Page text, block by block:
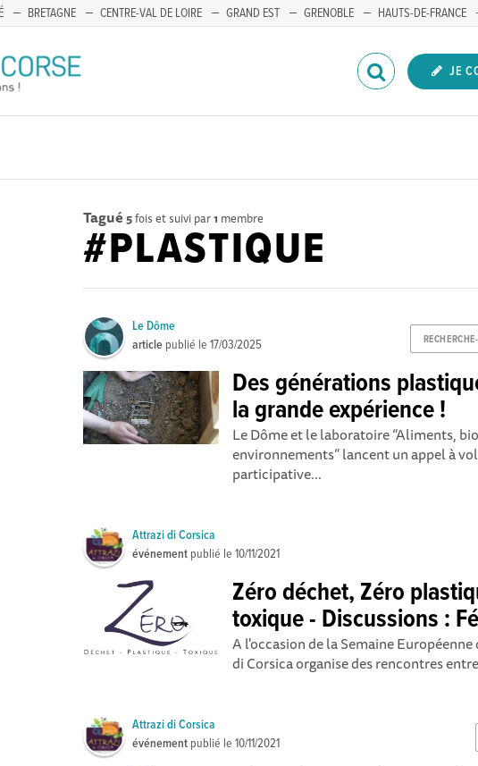
BRETAGNE CENTRE-VAL DE LOIRE GRAND EST GRENOBLE HAUTS-DE-FRANCE
JE
Tagué 5fois et suivi par1 membre
#PLASTIQUE
Le Dôme
article publié le17/03/2025
Des générations
la grande expérience !
Le Dôme et le laboratoire “Aliments,
environnements” lancent un appel à
participative...
Attrazi di Corsica
événement publié le10/11/2021
Zéro déchet, Zéro
toxique - Discussions :
A l'occasion de la Semaine
di Corsica organise des rencontres
Attrazi di Corsica
événement publié le10/11/2021